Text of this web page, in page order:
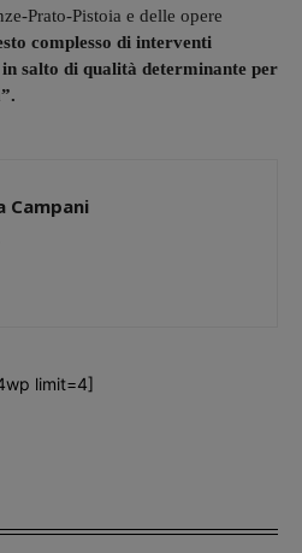
Prato-Pistoia e delle opere
complesso di interventi
salto di qualità determinante per
Campani
limit=4]